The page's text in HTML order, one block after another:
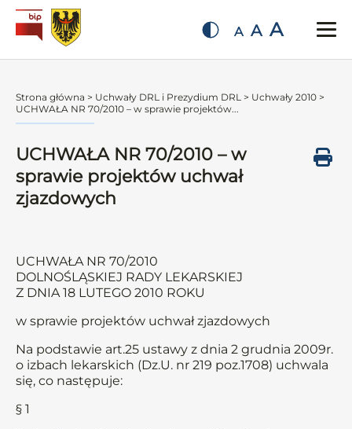
A A A
Strona główna > Uchwały DRL i Prezydium DRL > Uchwały 2010 >
UCHWAŁA NR 70/2010 – w sprawie projektów...
UCHWAŁA NR 70/2010 – w
sprawie projektów uchwał
zjazdowych
UCHWAŁA NR 70/2010
DOLNOŚLĄSKIEJ RADY LEKARSKIEJ
Z DNIA 18 LUTEGO 2010 ROKU
w sprawie projektów uchwał zjazdowych
Na podstawie art.25 ustawy z dnia 2 grudnia 2009r.
o izbach lekarskich (Dz.U. nr 219 poz.1708) uchwala
się, co następuje:
§ 1